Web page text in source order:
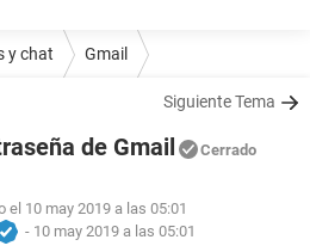
y chat Gmail
Siguiente Tema
de Gmail Cerrado
el 10 may 2019 a las 05:01
- 10 may 2019 a las 05:01